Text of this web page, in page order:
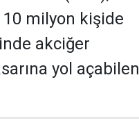
10 milyon kişide
akciğer
yol açabilen